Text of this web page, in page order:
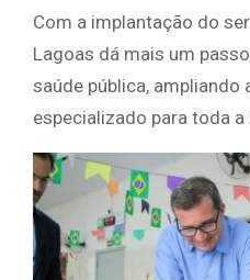
Com a implantação do
Lagoas dá mais um
saúde pública,
especializado para toda a